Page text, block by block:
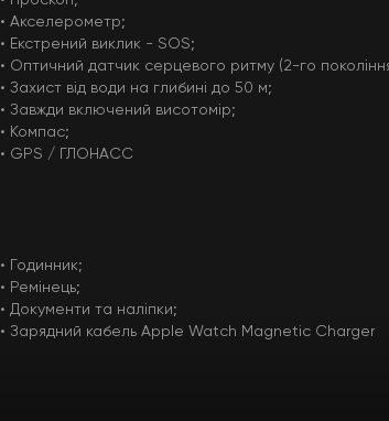
• Акселерометр;
• Екстрений виклик - SOS;
• Оптичний датчик серцевого ритму (2-го
• Захист від води на глибині до 50 м;
• Завжди включений висотомір;
• Компас;
• GPS / ГЛОНАСС
• Годинник;
• Ремінець;
• Документи та наліпки;
• Зарядний кабель Apple Watch Magnetic Charger